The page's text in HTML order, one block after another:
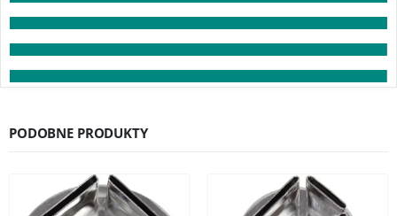
PODOBNE PRODUKTY